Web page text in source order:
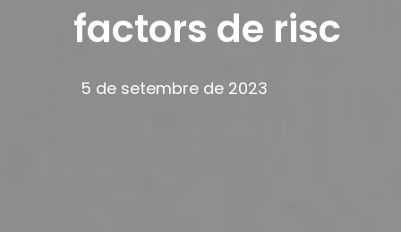
factors de risc
5 de setembre de 2023